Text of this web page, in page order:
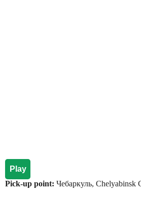
Play
Pick-up point: Чебаркуль, Chelyabinsk